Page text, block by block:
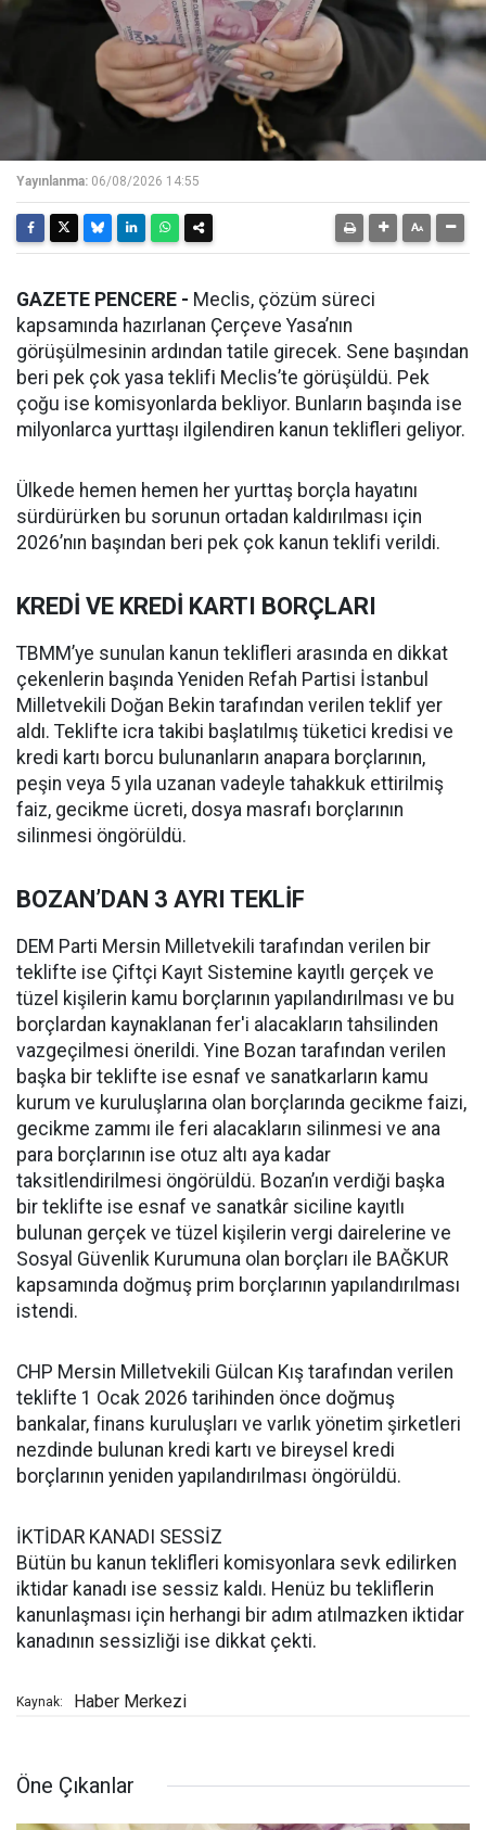
Yayınlanma: 06/08/2026 14:55
GAZETE PENCERE - Meclis, çözüm süreci
kapsamında hazırlanan Çerçeve Yasa’nın
görüşülmesinin ardından tatile girecek. Sene başından
beri pek çok yasa teklifi Meclis’te görüşüldü. Pek
çoğu ise komisyonlarda bekliyor. Bunların başında ise
milyonlarca yurttaşı ilgilendiren kanun teklifleri geliyor.
Ülkede hemen hemen her yurttaş borçla hayatını
sürdürürken bu sorunun ortadan kaldırılması için
2026’nın başından beri pek çok kanun teklifi verildi.
KREDİ VE KREDİ KARTI BORÇLARI
TBMM’ye sunulan kanun teklifleri arasında en dikkat
çekenlerin başında Yeniden Refah Partisi İstanbul
Milletvekili Doğan Bekin tarafından verilen teklif yer
aldı. Teklifte icra takibi başlatılmış tüketici kredisi ve
kredi kartı borcu bulunanların anapara borçlarının,
peşin veya 5 yıla uzanan vadeyle tahakkuk ettirilmiş
faiz, gecikme ücreti, dosya masrafı borçlarının
silinmesi öngörüldü.
BOZAN’DAN 3 AYRI TEKLİF
DEM Parti Mersin Milletvekili tarafından verilen bir
teklifte ise Çiftçi Kayıt Sistemine kayıtlı gerçek ve
tüzel kişilerin kamu borçlarının yapılandırılması ve bu
borçlardan kaynaklanan fer'i alacakların tahsilinden
vazgeçilmesi önerildi. Yine Bozan tarafından verilen
başka bir teklifte ise esnaf ve sanatkarların kamu
kurum ve kuruluşlarına olan borçlarında gecikme faizi,
gecikme zammı ile feri alacakların silinmesi ve ana
para borçlarının ise otuz altı aya kadar
taksitlendirilmesi öngörüldü. Bozan’ın verdiği başka
bir teklifte ise esnaf ve sanatkâr siciline kayıtlı
bulunan gerçek ve tüzel kişilerin vergi dairelerine ve
Sosyal Güvenlik Kurumuna olan borçları ile BAĞKUR
kapsamında doğmuş prim borçlarının yapılandırılması
istendi.
CHP Mersin Milletvekili Gülcan Kış tarafından verilen
teklifte 1 Ocak 2026 tarihinden önce doğmuş
bankalar, finans kuruluşları ve varlık yönetim şirketleri
nezdinde bulunan kredi kartı ve bireysel kredi
borçlarının yeniden yapılandırılması öngörüldü.
İKTİDAR KANADI SESSİZ
Bütün bu kanun teklifleri komisyonlara sevk edilirken
iktidar kanadı ise sessiz kaldı. Henüz bu tekliflerin
kanunlaşması için herhangi bir adım atılmazken iktidar
kanadının sessizliği ise dikkat çekti.
Kaynak: Haber Merkezi
Öne Çıkanlar